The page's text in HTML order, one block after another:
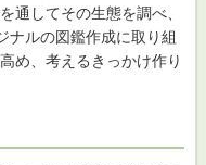
通してその生態を調べ、
ナルの図鑑作成に取り組
め、考えるきっかけ作り